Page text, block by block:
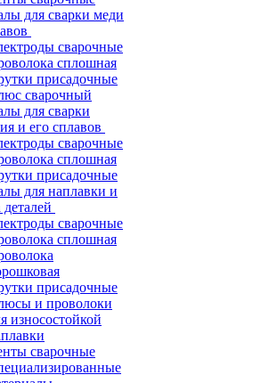
для сварки меди
сварочные
сплошная
присадочные
сварочный
для сварки
и его сплавов
сварочные
сплошная
присадочные
для наплавки и
сварочные
сплошная
присадочные
и проволоки
износостойкой
сварочные